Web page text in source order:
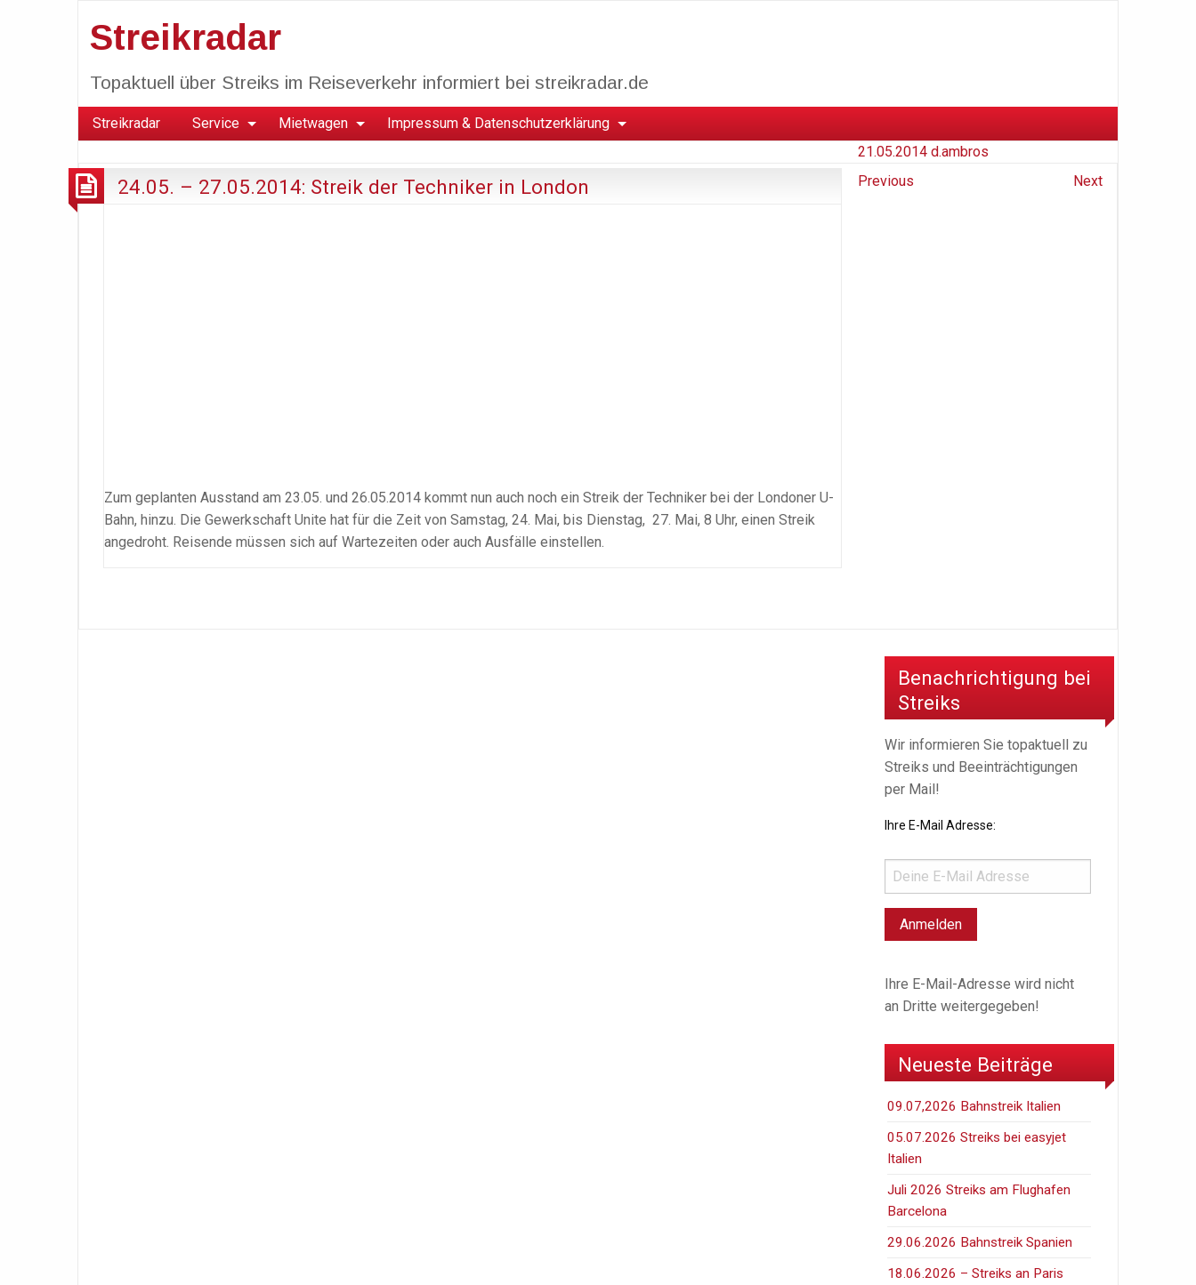
Streikradar
Topaktuell über Streiks im Reiseverkehr informiert bei streikradar.de
Streikradar Service Mietwagen Impressum & Datenschutzerklärung
24.05. – 27.05.2014: Streik der Techniker in London
Zum geplanten Ausstand am 23.05. und 26.05.2014 kommt nun auch noch ein Streik der Techniker bei der Londoner U-
Bahn, hinzu. Die Gewerkschaft Unite hat für die Zeit von Samstag, 24. Mai, bis Dienstag, 27. Mai, 8 Uhr, einen Streik
angedroht. Reisende müssen sich auf Wartezeiten oder auch Ausfälle einstellen.
21.05.2014 d.ambros
Previous
Next
Benachrichtigung bei
Streiks
Wir informieren Sie topaktuell zu
Streiks und Beeinträchtigungen
per Mail!
Ihre E-Mail Adresse:
Ihre E-Mail-Adresse wird nicht
an Dritte weitergegeben!
Neueste Beiträge
09.07,2026 Bahnstreik Italien
05.07.2026 Streiks bei easyjet
Italien
Juli 2026 Streiks am Flughafen
Barcelona
29.06.2026 Bahnstreik Spanien
18.06.2026 – Streiks an Paris